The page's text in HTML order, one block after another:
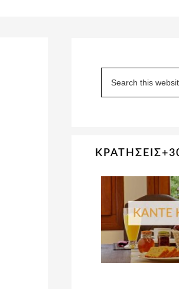
Sidebar